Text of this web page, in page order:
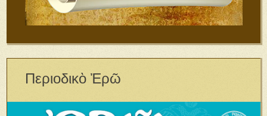
Περιοδικὸ Ἐρῶ